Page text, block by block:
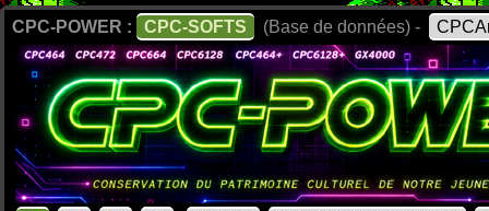
CPC-POWER : CPC-SOFTS (Base de données) -